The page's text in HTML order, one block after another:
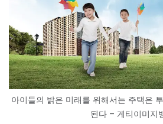
아이들의 밝은 미래를 위해서는 주택은
된다 – 게티이미지